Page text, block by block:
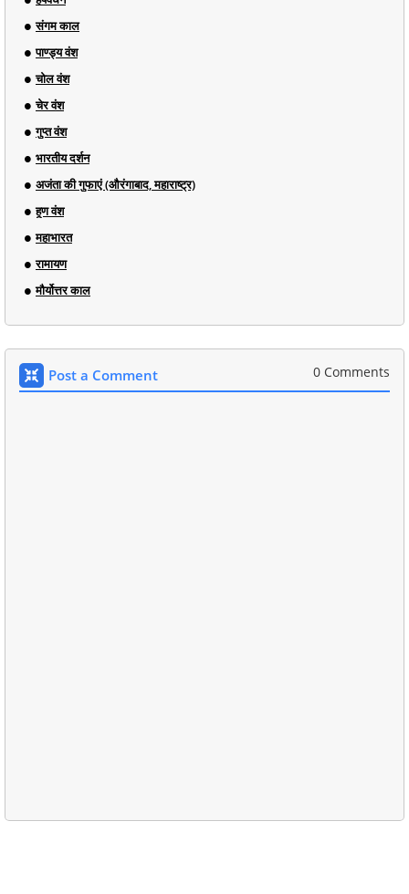
संगम काल
पाण्ड्य वंश
चोल वंश
चेर वंश
गुप्त वंश
भारतीय दर्शन
अजंता की गुफाएं (औरंगाबाद, महाराष्ट्र)
हूण वंश
महाभारत
रामायण
मौर्योत्तर काल
Post a Comment 0 Comments